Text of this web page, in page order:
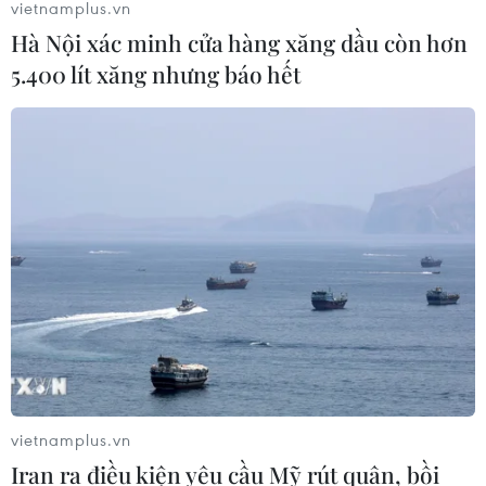
Việt Nam-Thái Lan nhất trí thúc đẩy
triển khai thực chất Chiến lược "Ba
CƠ QUAN CHỦ QUẢN: THÔNG TẤN XÃ VIỆT NAM
Tổng Biên tập: TRẦN TIẾN DUẨN
Phó Tổng Biên tập: NGUYỄN THỊ TÁM, KHÚC THANH
vietnamplus.vn
Hà Nội xác minh cửa hàng xăng dầu còn hơn
5.400 lít xăng nhưng báo hết
vietnamplus.vn
Iran ra điều kiện yêu cầu Mỹ rút quân, bồi